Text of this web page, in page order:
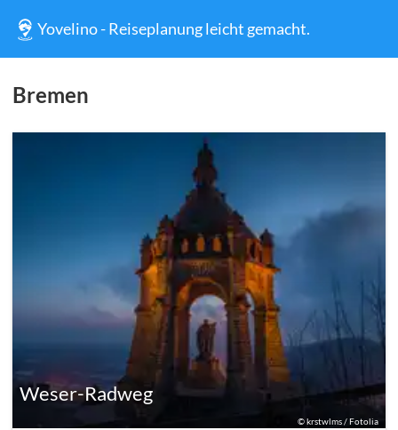
Yovelino - Reiseplanung leicht gemacht.
Bremen
©krstwlms / Fotolia
Weser-Radweg